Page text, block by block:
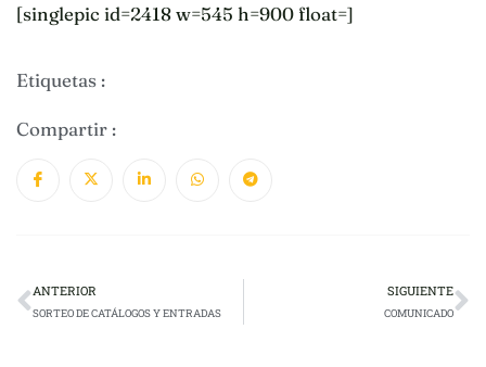
[singlepic id=2418 w=545 h=900 float=]
Etiquetas :
Compartir :
ANTERIOR
SORTEO DE CATÁLOGOS Y ENTRADAS
SIGUIENTE
COMUNICADO